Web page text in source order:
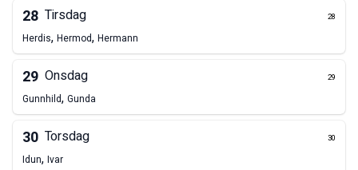
28 Tirsdag 28
Herdis, Hermod, Hermann
29 Onsdag 29
Gunnhild, Gunda
30 Torsdag 30
Idun, Ivar